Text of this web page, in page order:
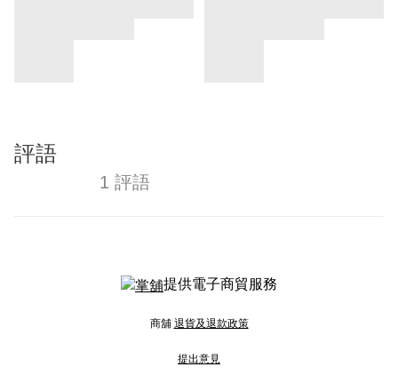
評語
1 評語
提供電子商貿服務
商舖 退貨及退款政策
提出意見